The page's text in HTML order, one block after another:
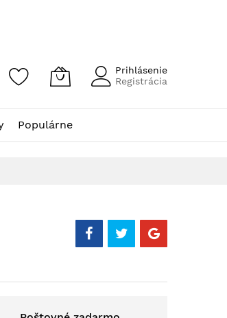
Prihlásenie
Registrácia
Populárne